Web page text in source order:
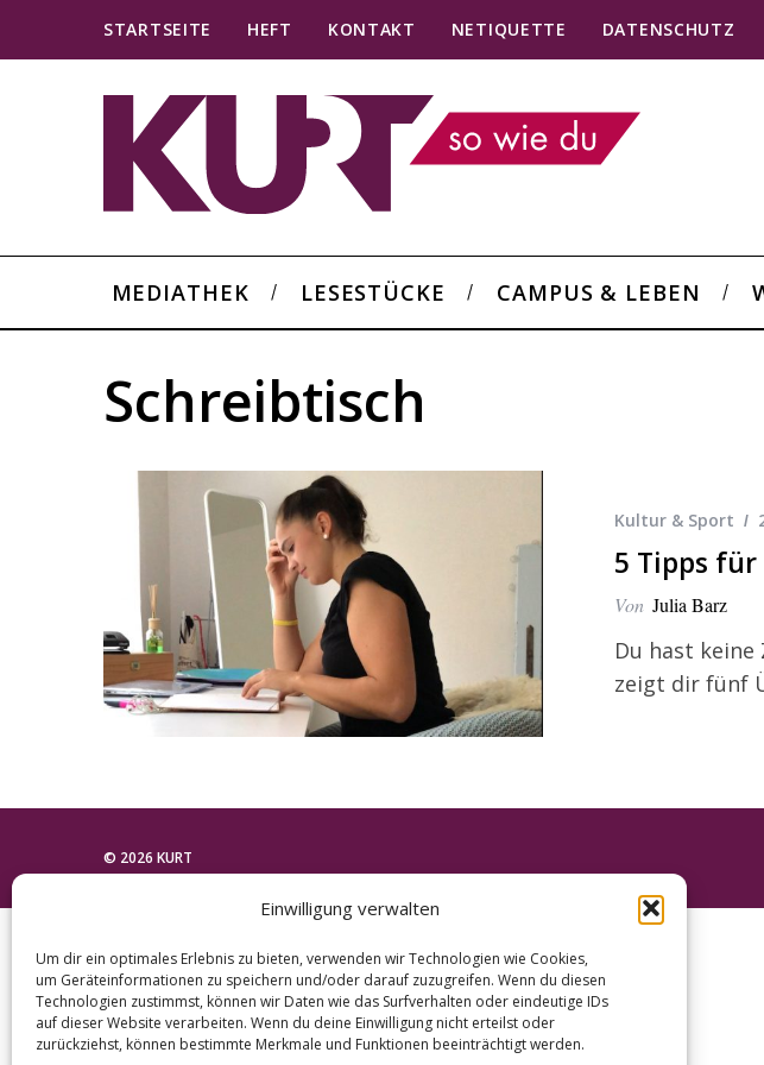
Einwilligung verwalten
Um dir ein optimales Erlebnis zu bieten, verwenden wir Technologien wie Cookies,
um Geräteinformationen zu speichern und/oder darauf zuzugreifen. Wenn du diesen
Technologien zustimmst, können wir Daten wie das Surfverhalten oder eindeutige IDs
auf dieser Website verarbeiten. Wenn du deine Einwilligung nicht erteilst oder
zurückziehst, können bestimmte Merkmale und Funktionen beeinträchtigt werden.
STARTSEITE HEFT KONTAKT NETIQUETTE DATENSCHUTZ
MEDIATHEK LESESTÜCKE CAMPUS & LEBEN
Schreibtisch
Kultur & Sport
5 Tipps
Von Julia Barz
Du hast
zeigt dir fünf
© 2026 KURT
f
o
r